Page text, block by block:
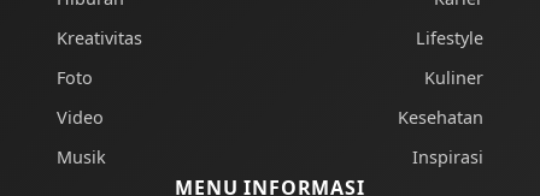
Kreativitas
Foto
Video
Musik
Lifestyle
Kuliner
Kesehatan
Inspirasi
MENU INFORMASI